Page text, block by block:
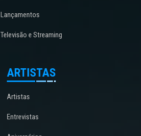
Lançamentos
Televisão e Streaming
ARTISTAS
Artistas
Entrevistas